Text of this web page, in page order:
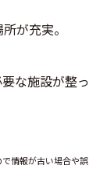
が充実。
な施設が整っ
情報が古い場合や誤